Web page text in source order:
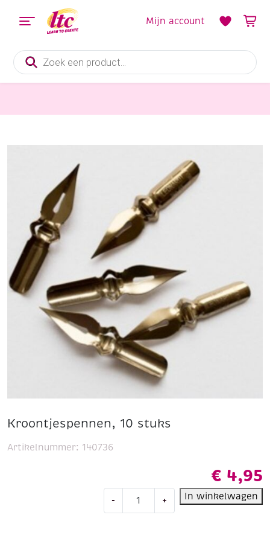
Producten
zoeken
Mijn account
Kroontjespennen, 10 stuks
€ 4,95
- + In winkelwagen
Artikelnummer: 140736